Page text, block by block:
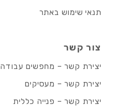
תנאי שימוש באתר
צור קשר
יצירת קשר – מחפשים עבודה
יצירת קשר – מעסיקים
יצירת קשר – פנייה כללית